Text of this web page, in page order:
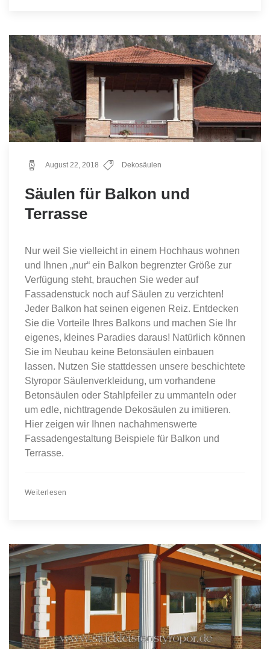
August 22, 2018 Dekosäulen
Säulen für Balkon und
Terrasse
Nur weil Sie vielleicht in einem Hochhaus wohnen
und Ihnen „nur“ ein Balkon begrenzter Größe zur
Verfügung steht, brauchen Sie weder auf
Fassadenstuck noch auf Säulen zu verzichten!
Jeder Balkon hat seinen eigenen Reiz. Entdecken
Sie die Vorteile Ihres Balkons und machen Sie Ihr
eigenes, kleines Paradies daraus! Natürlich können
Sie im Neubau keine Betonsäulen einbauen
lassen. Nutzen Sie stattdessen unsere beschichtete
Styropor Säulenverkleidung, um vorhandene
Betonsäulen oder Stahlpfeiler zu ummanteln oder
um edle, nichttragende Dekosäulen zu imitieren.
Hier zeigen wir Ihnen nachahmenswerte
Fassadengestaltung Beispiele für Balkon und
Terrasse.
Weiterlesen